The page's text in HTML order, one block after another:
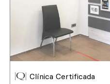
Clínica Certificada